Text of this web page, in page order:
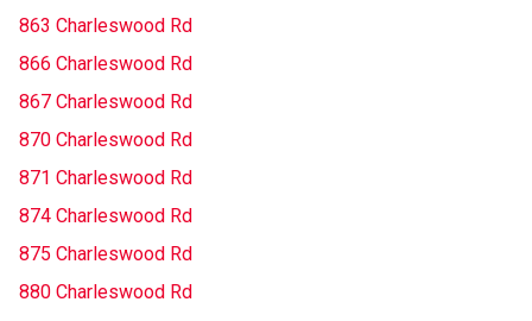
863 Charleswood Rd
866 Charleswood Rd
867 Charleswood Rd
870 Charleswood Rd
871 Charleswood Rd
874 Charleswood Rd
875 Charleswood Rd
880 Charleswood Rd